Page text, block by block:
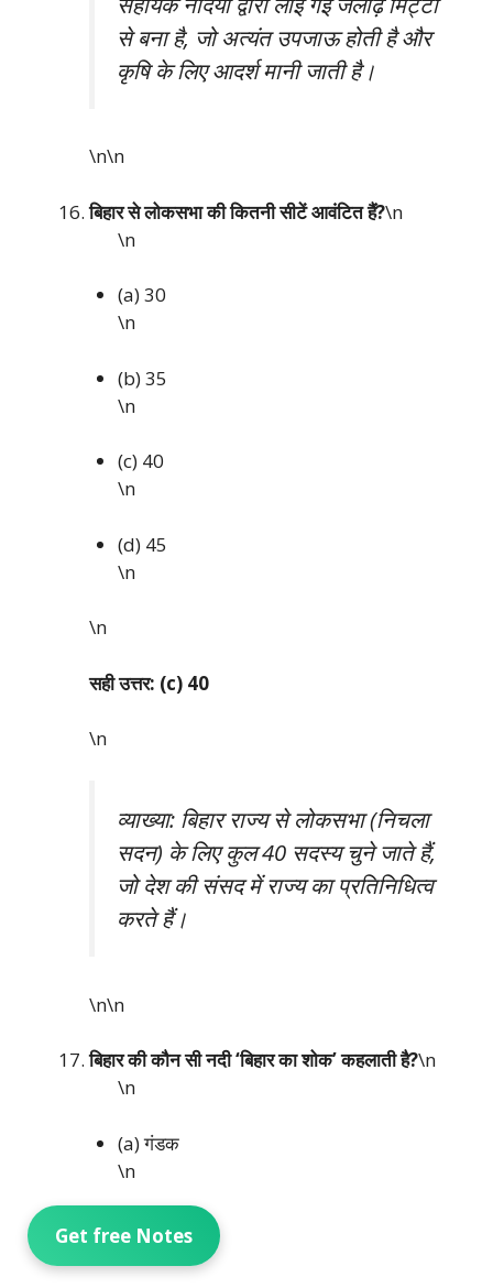
Get free Notes
से बना है, जो अत्यंत उपजाऊ होती है और
कृषि के लिए आदर्श मानी जाती है।
\n\n
बिहार से लोकसभा की कितनी सीटें आवंटित हैं?\n
\n
(a) 30
\n
(b) 35
\n
(c) 40
\n
(d) 45
\n
\n
सही उत्तर: (c) 40
\n
व्याख्या: बिहार राज्य से लोकसभा (निचला
सदन) के लिए कुल 40 सदस्य चुने जाते हैं,
जो देश की संसद में राज्य का प्रतिनिधित्व
करते हैं।
\n\n
बिहार की कौन सी नदी ‘बिहार का शोक’ कहलाती है?\n
\n
(a) गंडक
\n
(b) सोन